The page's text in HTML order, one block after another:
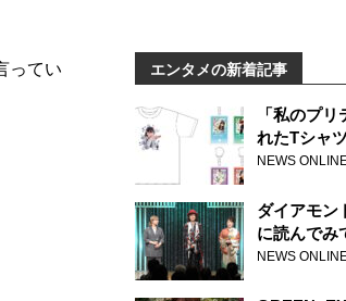
ってい
エンタメの新着記事
「私のプ
れたTシャ
天下無双』
NEWS
ダイアモン
に読んでみ
ー『アナス
NEWS